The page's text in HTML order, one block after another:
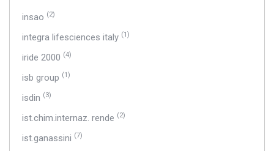
insao (2)
integra lifesciences italy (1)
iride 2000 (4)
isb group (1)
isdin (3)
ist.chim.internaz. rende (2)
ist.ganassini (7)